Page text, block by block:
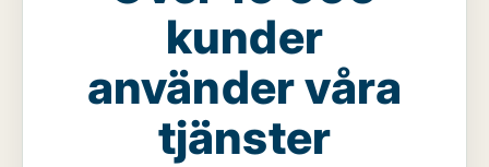
kunder
använder våra
tjänster